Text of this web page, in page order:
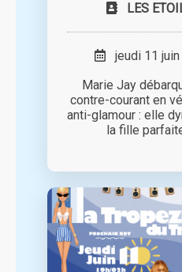
LES
jeudi 11
Marie Jay
contre-courant en
anti-glamour : elle
la fille